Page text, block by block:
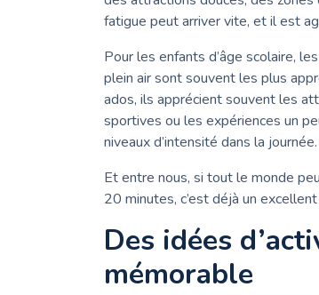
fatigue peut arriver vite, et il est
Pour les enfants d’âge scolaire,
plein air sont souvent les plus
ados, ils apprécient souvent les
sportives ou les expériences un
niveaux d’intensité dans la journée.
Et entre nous, si tout le monde
20 minutes, c’est déjà un
Des idées
mémorable